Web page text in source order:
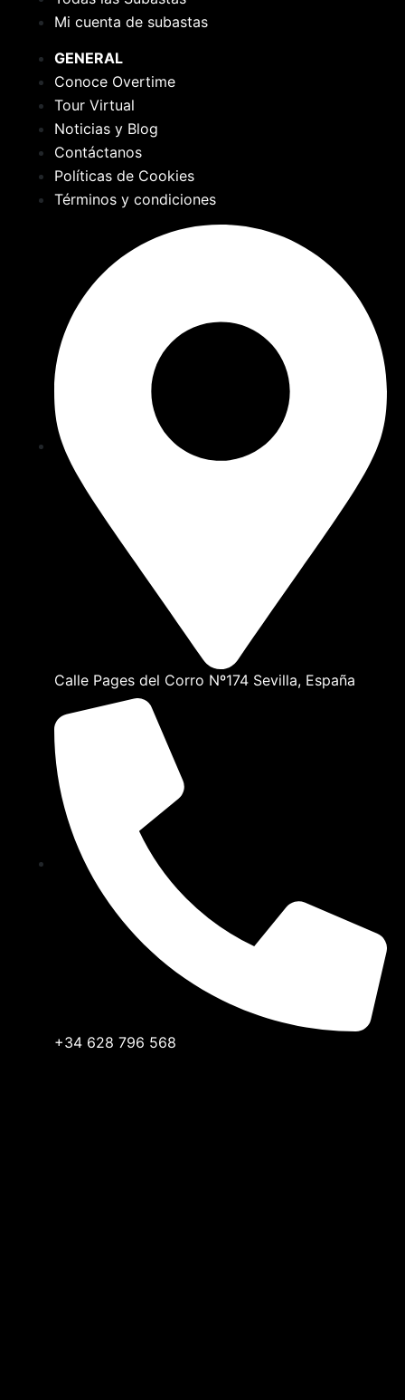
Mi cuenta de subastas
GENERAL
Conoce Overtime
Tour Virtual
Noticias y Blog
Contáctanos
Políticas de Cookies
Términos y condiciones
Calle Pages del Corro Nº174 Sevilla, España
+34 628 796 568